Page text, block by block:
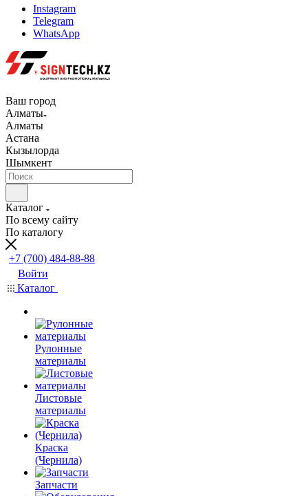
Instagram
Telegram
WhatsApp
Ваш город
Алматы
Алматы
Астана
Кызылорда
Шымкент
Каталог
По всему сайту
По каталогу
+7 (700) 484-88-88
Войти
Каталог
Рулонные
материалы
Листовые
материалы
Краска
(Чернила)
Запчасти